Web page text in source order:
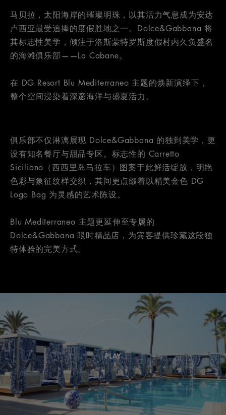
马贝拉，太阳海岸的璀璨明珠，以其活力气息成为安达
卢西亚最受追捧的度假胜地之一。Dolce&Gabbana 将
其标志性美学，倾注于洛斯蒙特罗斯度假村内久负盛名
的海滩俱乐部——La Cabane。
在 DG Resort Blu Mediterraneo 主题的焕新演绎下，
整个空间浸染着深邃海洋与盛夏活力。
俱乐部不仅淋漓展现 Dolce&Gabbana 的独到美学，更
设有知名餐厅与甜品专区。标志性的 Carretto
Siciliano（西西里岛马拉车）图案于此鲜活绽放，明艳
色彩与象征纹样交织，其间更点缀着以精美金色 DG
Logo Bag 为灵感的艺术陈设。
Blu Mediterraneo 主题更延伸至专属的
Dolce&Gabbana 限时精品店，为宾客提供珍藏这段独
特体验的完美方式。